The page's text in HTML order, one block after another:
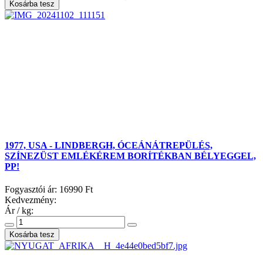
1977, USA - LINDBERGH, ÓCEÁNÁTREPÜLÉS,
SZÍNEZÜST EMLÉKÉREM BORÍTÉKBAN BÉLYEGGEL,
PP!
Fogyasztói ár: 16990 Ft
Kedvezmény:
Ár / kg: